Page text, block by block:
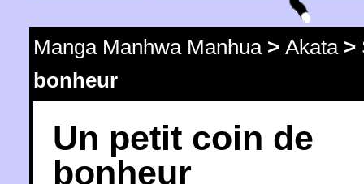
Manga Manhwa Manhua> Akata>
bonheur
Un petit coin de
bonheur